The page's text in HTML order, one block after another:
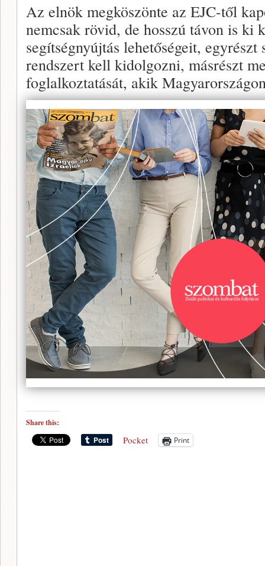
Az elnök megköszönte az EJC-től
nemcsak rövid, de hosszú távon is ki
segítségnyújtás lehetőségeit,
rendszert kell kidolgozni, másrészt
foglalkoztatását, akik
Share this:
Pocket Print